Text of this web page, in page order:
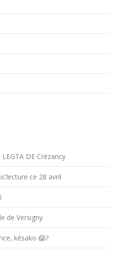
DE Crézancy
ce 28 avril
de Versigny
késako 😱?